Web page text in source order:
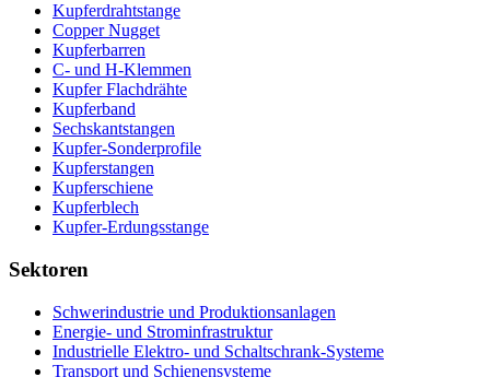
Kupferdrahtstange
Copper Nugget
Kupferbarren
C- und H-Klemmen
Kupfer Flachdrähte
Kupferband
Sechskantstangen
Kupfer-Sonderprofile
Kupferstangen
Kupferschiene
Kupferblech
Kupfer-Erdungsstange
Sektoren
Schwerindustrie und Produktionsanlagen
Energie- und Strominfrastruktur
Industrielle Elektro- und Schaltschrank-Systeme
Transport und Schienensysteme